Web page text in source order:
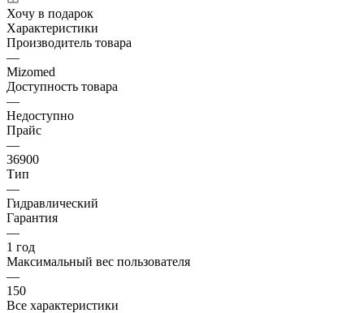
Хочу в подарок
Характеристики
Производитель товара
—
Mizomed
Доступность товара
—
Недоступно
Прайс
—
36900
Тип
—
Гидравлический
Гарантия
—
1 год
Максимальный вес пользователя
—
150
Все характеристики